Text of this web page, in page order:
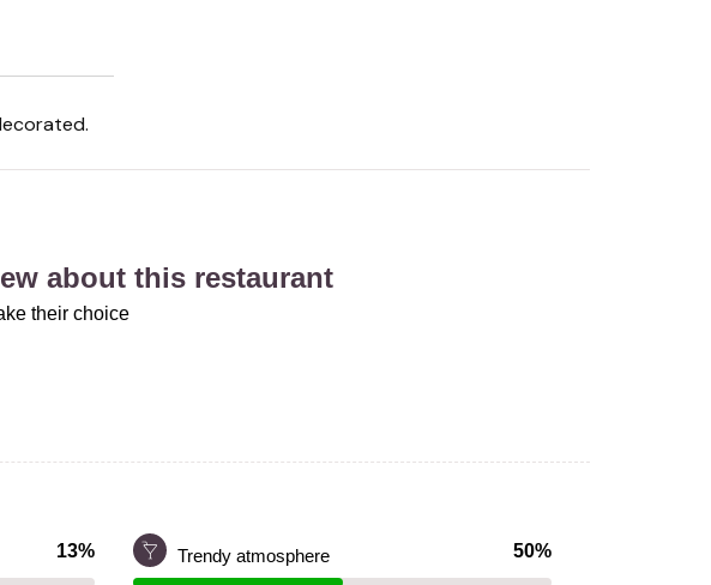
about this restaurant
their choice
13% Trendy atmosphere 50%